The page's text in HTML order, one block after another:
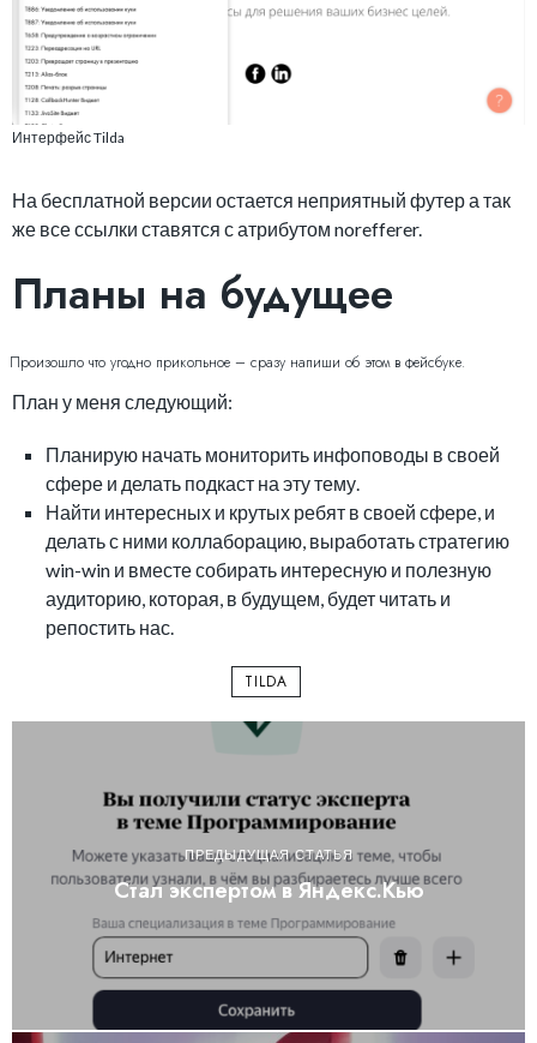
Интерфейс Tilda
На бесплатной версии остается неприятный футер а так
же все ссылки ставятся с атрибутом norefferer.
Планы на будущее
Произошло что угодно прикольное – сразу напиши об этом в фейсбуке.
План у меня следующий:
Планирую начать мониторить инфоповоды в своей
сфере и делать подкаст на эту тему.
Найти интересных и крутых ребят в своей сфере, и
делать с ними коллаборацию, выработать стратегию
win-win и вместе собирать интересную и полезную
аудиторию, которая, в будущем, будет читать и
репостить нас.
TILDA
ПРЕДЫДУЩАЯ СТАТЬЯ
Стал экспертом в Яндекс.Кью